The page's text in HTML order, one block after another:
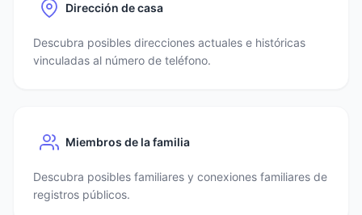
Dirección de casa
Descubra posibles direcciones actuales e históricas
vinculadas al número de teléfono.
Miembros de la familia
Descubra posibles familiares y conexiones familiares de
registros públicos.